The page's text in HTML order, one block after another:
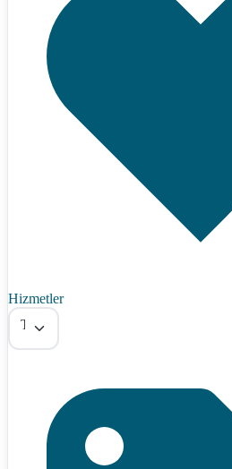
Hizmetler
Tümü